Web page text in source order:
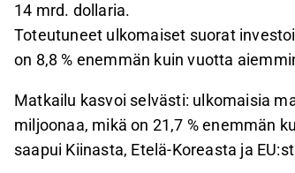
14 mrd. dollaria.
Toteutuneet ulkomaiset suorat
on 8,8 % enemmän kuin vuotta
Matkailu kasvoi selvästi: ulkomaisia
miljoonaa, mikä on 21,7 % enemmän
saapui Kiinasta, Etelä-Koreasta ja